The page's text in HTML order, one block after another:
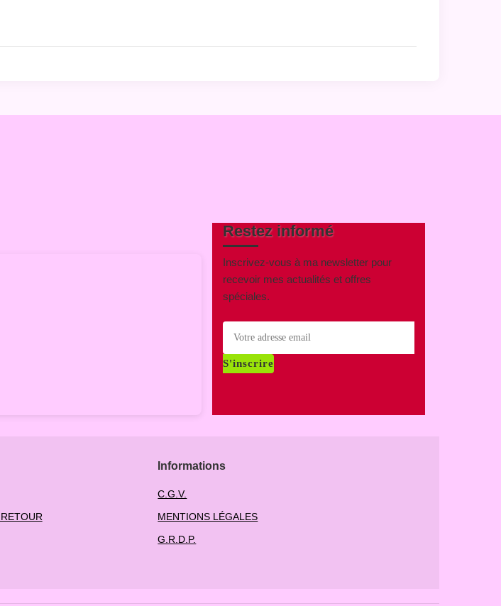
Restez informé
Inscrivez-vous à ma newsletter pour
recevoir mes actualités et offres
spéciales.
S'inscrire
Informations
C.G.V.
MENTIONS LÉGALES
G.R.D.P.